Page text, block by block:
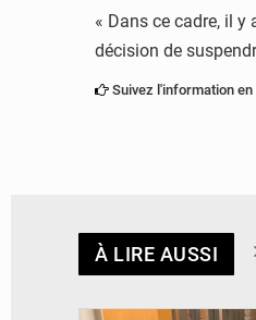
« Dans ce cadre, il
décision de
Suivez l'information
À LIRE AUSSI